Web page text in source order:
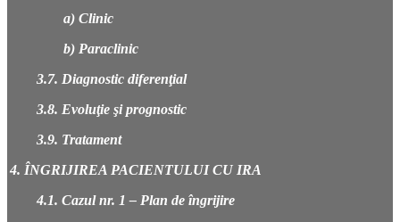
a) Clinic
b) Paraclinic
3.7. Diagnostic diferenţial
3.8. Evoluţie şi prognostic
3.9. Tratament
4. ÎNGRIJIREA PACIENTULUI CU IRA
4.1. Cazul nr. 1 – Plan de îngrijire